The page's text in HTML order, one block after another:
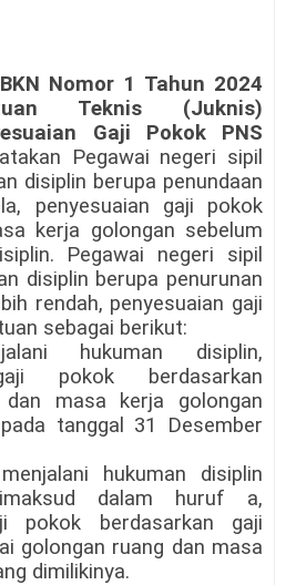
Nomor 1 Tahun 2024
Teknis (Juknis)
Gaji Pokok PNS
Pegawai negeri sipil
disiplin berupa penundaan
penyesuaian gaji pokok
kerja golongan sebelum
Pegawai negeri sipil
disiplin berupa penurunan
rendah, penyesuaian gaji
sebagai berikut:
hukuman disiplin,
pokok berdasarkan
dan masa kerja golongan
tanggal 31 Desember
hukuman disiplin
dalam huruf a,
pokok berdasarkan gaji
golongan ruang dan masa
dimilikinya.